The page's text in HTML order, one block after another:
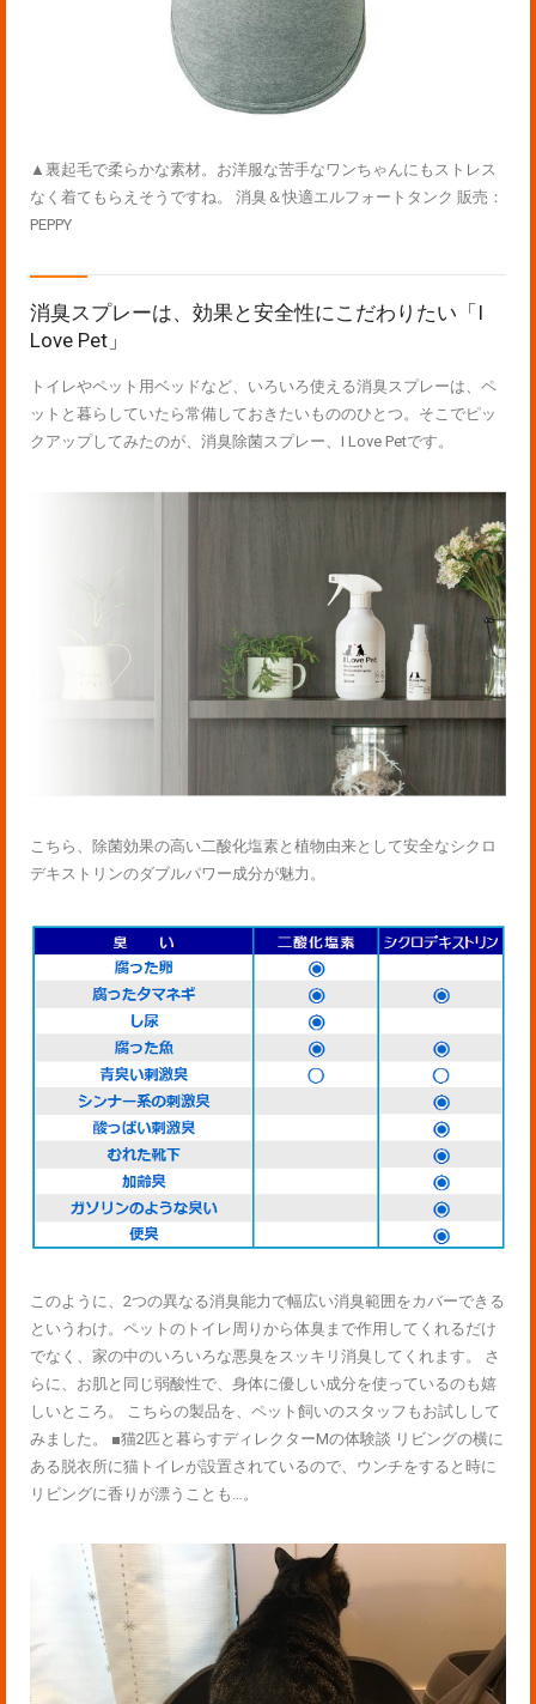
▲裏起毛で柔らかな素材。お洋服な苦手なワンちゃんにもストレス
なく着てもらえそうですね。 消臭＆快適エルフォートタンク 販売：
PEPPY
消臭スプレーは、効果と安全性にこだわりたい「I
Love Pet」
トイレやペット用ベッドなど、いろいろ使える消臭スプレーは、ペ
ットと暮らしていたら常備しておきたいもののひとつ。そこでピッ
クアップしてみたのが、消臭除菌スプレー、I Love Petです。
こちら、除菌効果の高い二酸化塩素と植物由来として安全なシクロ
デキストリンのダブルパワー成分が魅力。
このように、2つの異なる消臭能力で幅広い消臭範囲をカバーできる
というわけ。ペットのトイレ周りから体臭まで作用してくれるだけ
でなく、家の中のいろいろな悪臭をスッキリ消臭してくれます。 さ
らに、お肌と同じ弱酸性で、身体に優しい成分を使っているのも嬉
しいところ。 こちらの製品を、ペット飼いのスタッフもお試しして
みました。 ■猫2匹と暮らすディレクターMの体験談 リビングの横に
ある脱衣所に猫トイレが設置されているので、ウンチをすると時に
リビングに香りが漂うことも…。